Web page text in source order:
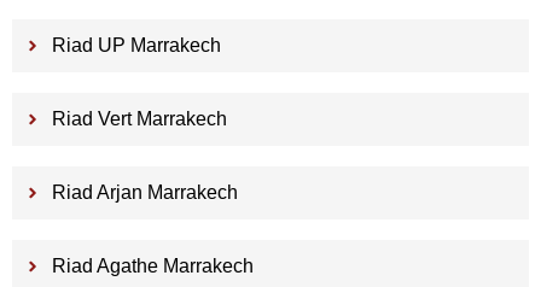
Riad UP Marrakech
Riad Vert Marrakech
Riad Arjan Marrakech
Riad Agathe Marrakech